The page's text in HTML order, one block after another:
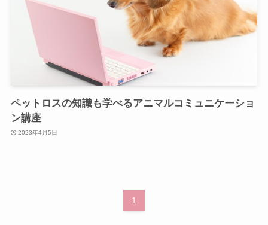
ペットロスの知識も学べるアニマルコミュニケーショ
ン講座
2023年4月5日
1